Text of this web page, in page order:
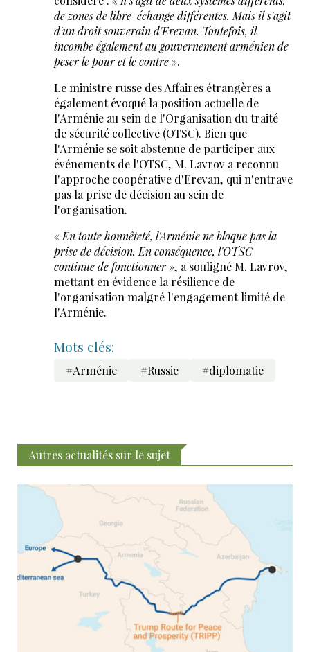
de zones de libre-échange différentes. Mais il s'agit
d'un droit souverain d'Erevan. Toutefois, il
incombe également au gouvernement arménien de
peser le pour et le contre».
Le ministre russe des Affaires étrangères a
également évoqué la position actuelle de
l'Arménie au sein de l'Organisation du traité
de sécurité collective (OTSC). Bien que
l'Arménie se soit abstenue de participer aux
événements de l'OTSC, M. Lavrov a reconnu
l'approche coopérative d'Erevan, qui n'entrave
pas la prise de décision au sein de
l'organisation.
« En toute honnêteté, l'Arménie ne bloque pas la
prise de décision. En conséquence, l'OTSC
continue de fonctionner», a souligné M. Lavrov,
mettant en évidence la résilience de
l'organisation malgré l'engagement limité de
l'Arménie.
Mots clés:
#Arménie #Russie #diplomatie
Autres actualités sur le sujet